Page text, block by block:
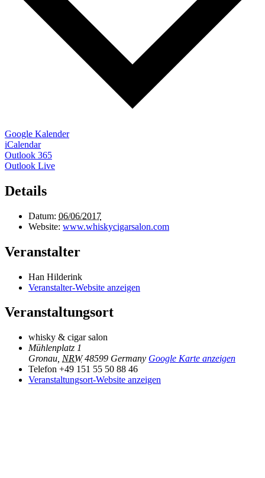
Google Kalender
iCalendar
Outlook 365
Outlook Live
Details
Datum: 06/06/2017
Website: www.whiskycigarsalon.com
Veranstalter
Han Hilderink
Veranstalter-Website anzeigen
Veranstaltungsort
whisky & cigar salon
Mühlenplatz 1
Gronau NRW 48599 Germany Google Karte anzeigen
Telefon +49 151 55 50 88 46
Veranstaltungsort-Website anzeigen